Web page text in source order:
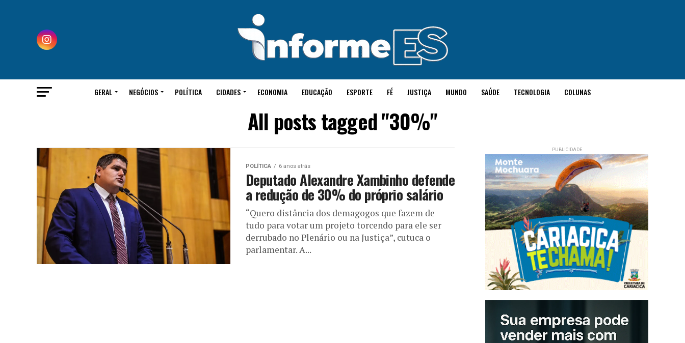
GERAL NEGÓCIOS POLÍTICA CIDADES ECONOMIA EDUCAÇÃO ESPORTE FÉ JUSTIÇA MUNDO SAÚDE TECNOLOGIA COLUNAS
All posts tagged "30%"
POLÍTICA 6 anos atrás
Deputado Alexandre Xambinho defende
a redução de 30% do próprio salário
“Quero distância dos demagogos que fazem de
tudo para votar um projeto torcendo para ele ser
derrubado no Plenário ou na Justiça”, cutuca o
parlamentar. A...